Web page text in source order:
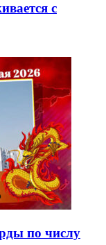
с
по числу